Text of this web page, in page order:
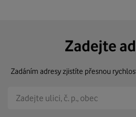
Zadejte
Zadáním adresy zjistíte přesnou